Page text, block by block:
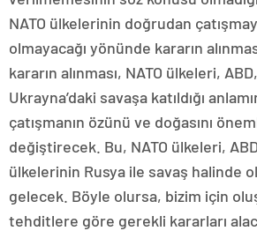
NATO ülkelerinin doğrudan
olmayacağı yönünde kararın
kararın alınması, NATO ülkeleri,
Ukrayna’daki savaşa katıldığı
çatışmanın özünü ve doğasını
değiştirecek. Bu, NATO ülkeleri,
ülkelerinin Rusya ile savaş halinde
gelecek. Böyle olursa, bizim için
tehditlere göre gerekli kararları